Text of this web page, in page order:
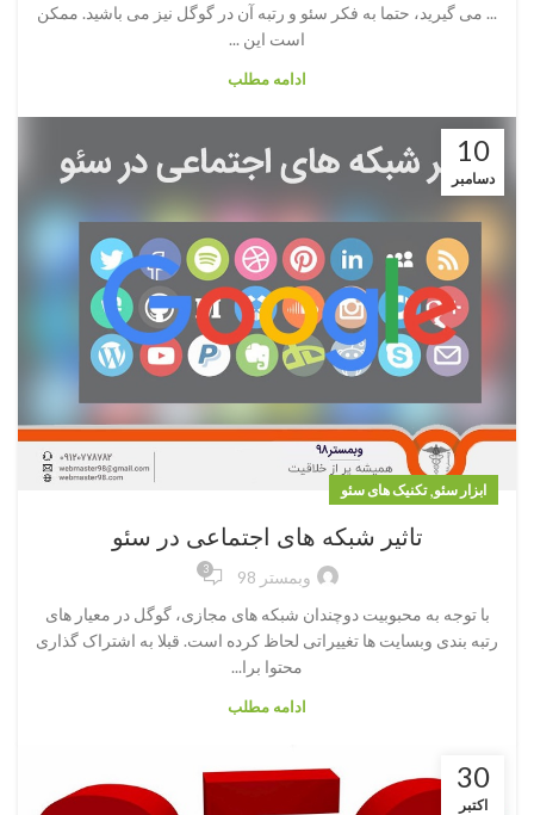
... می گیرید، حتما به فکر سئو و رتبه آن در گوگل نیز می باشید. ممکن
است این ...
ادامه مطلب
10
دسامبر
ابزار سئو,تکنیک های سئو
تاثیر شبکه های اجتماعی در سئو
وبمستر 98 3
با توجه به محبوبیت دوچندان شبکه های مجازی، گوگل در معیار های
رتبه بندی وبسایت ها تغییراتی لحاظ کرده است. قبلا به اشتراک گذاری
محتوا برا...
ادامه مطلب
30
اکتبر